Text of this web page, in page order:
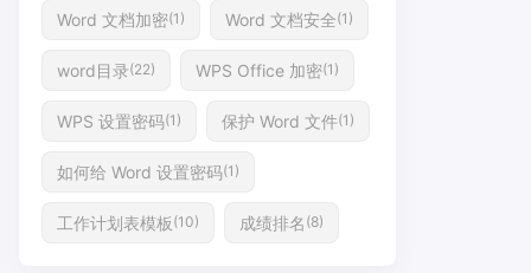
Word 文档加密(1) Word 文档安全(1)
word目录(22) WPS Office 加密(1)
WPS 设置密码(1) 保护 Word 文件(1)
如何给 Word 设置密码(1)
工作计划表模板 (10) 成绩排名 (8)